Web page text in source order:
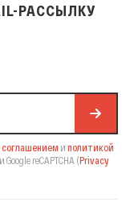
РАССЫЛКУ
соглашением и политикой
reCAPTCHA (Privacy